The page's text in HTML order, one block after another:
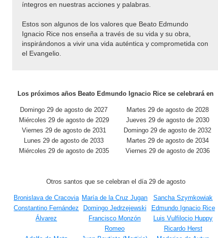
íntegros en nuestras acciones y palabras.
Estos son algunos de los valores que Beato Edmundo
Ignacio Rice nos enseña a través de su vida y su obra,
inspirándonos a vivir una vida auténtica y comprometida con
el Evangelio.
Los próximos años Beato Edmundo Ignacio Rice se celebrará en
Domingo 29 de agosto de 2027
Martes 29 de agosto de 2028
Miércoles 29 de agosto de 2029
Jueves 29 de agosto de 2030
Viernes 29 de agosto de 2031
Domingo 29 de agosto de 2032
Lunes 29 de agosto de 2033
Martes 29 de agosto de 2034
Miércoles 29 de agosto de 2035
Viernes 29 de agosto de 2036
Otros santos que se celebran el día 29 de agosto
Bronislava de Cracovia María de la Cruz Jugan
Sancha Szymkowiak
Constantino Fernández
Álvarez
Domingo Jedrzejewski
Edmundo Ignacio Rice
Francisco Monzón
Romeo
Luis Vulfilocio Huppy
Ricardo Herst